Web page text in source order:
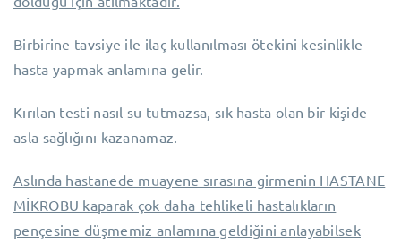
Birbirine tavsiye ile ilaç kullanılması ötekini kesinlikle
hasta yapmak anlamına gelir.
Kırılan testi nasıl su tutmazsa, sık hasta olan bir kişide
asla sağlığını kazanamaz.
Aslında hastanede muayene sırasına girmenin HASTANE
MİKROBU kaparak çok daha tehlikeli hastalıkların
pençesine düşmemiz anlamına geldiğini anlayabilsek